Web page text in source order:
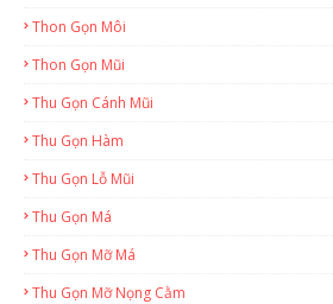
Thon Gọn Môi
Thon Gọn Mũi
Thu Gọn Cánh Mũi
Thu Gọn Hàm
Thu Gọn Lỗ Mũi
Thu Gọn Má
Thu Gọn Mỡ Má
Thu Gọn Mỡ Nọng Cằm